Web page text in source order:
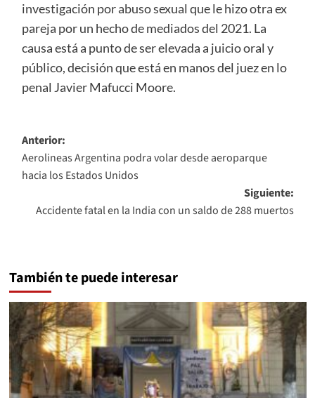
investigación por abuso sexual que le hizo otra ex
pareja por un hecho de mediados del 2021. La
causa está a punto de ser elevada a juicio oral y
público, decisión que está en manos del juez en lo
penal Javier Mafucci Moore.
Navegación
de
entradas
Anterior:
Aerolineas Argentina podra volar desde aeroparque
hacia los Estados Unidos
Siguiente:
Accidente fatal en la India con un saldo de 288 muertos
También te puede interesar